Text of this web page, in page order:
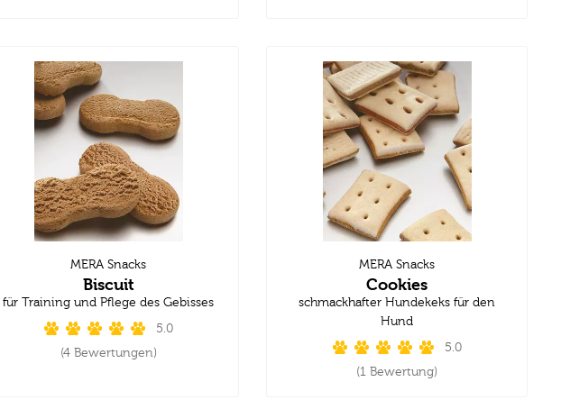
MERA Snacks
Biscuit
für Training und Pflege des Gebisses
5.0
(4 Bewertungen)
MERA Snacks
Cookies
schmackhafter Hundekeks für den
Hund
5.0
(1 Bewertung)